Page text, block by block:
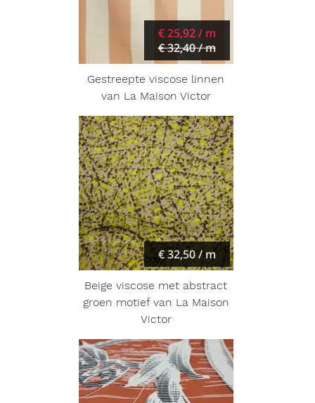
€ 25,92 / m
€ 32,40 / m
Gestreepte viscose linnen
van La Maison Victor
€ 32,50 / m
Beige viscose met abstract
groen motief van La Maison
Victor